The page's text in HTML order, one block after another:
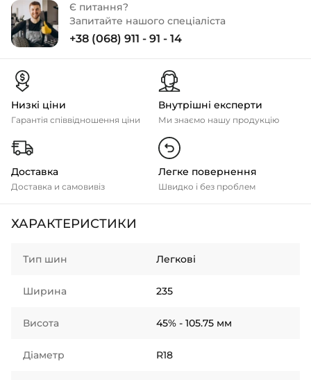
Є питання?
Запитайте нашого спеціаліста
+38 (068) 911 - 91 - 14
Низкі ціни
Гарантія співвідношення ціни
Внутрішні експерти
Ми знаємо нашу продукцію
Доставка
Доставка и самовивіз
Легке повернення
Швидко і без проблем
ХАРАКТЕРИСТИКИ
Тип шин Легкові
Ширина 235
Висота 45% - 105.75 мм
Діаметр R18